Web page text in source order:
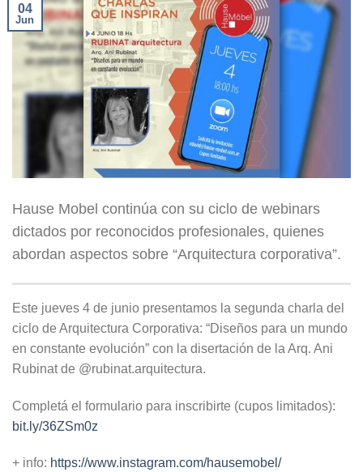
04
Jun
Hause Mobel continúa con su ciclo de webinars
dictados por reconocidos profesionales, quienes
abordan aspectos sobre “Arquitectura corporativa”.
Este jueves 4 de junio presentamos la segunda charla del
ciclo de Arquitectura Corporativa: “Diseños para un mundo
en constante evolución” con la disertación de la Arq. Ani
Rubinat de @rubinat.arquitectura.
Completá el formulario para inscribirte (cupos limitados):
bit.ly/36ZSm0z
+ info: https://www.instagram.com/hausemobel/